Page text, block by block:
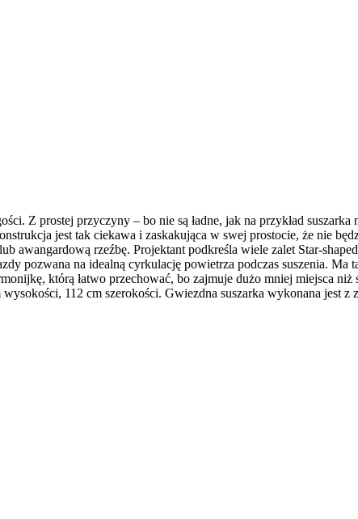
Z prostej przyczyny – bo nie są ładne, jak na przykład suszarka
jest tak ciekawa i zaskakująca w swej prostocie, że nie
awangardową rzeźbę. Projektant podkreśla wiele zalet Star-
pozwana na idealną cyrkulację powietrza podczas suszenia.
którą łatwo przechować, bo zajmuje dużo mniej miejsca
112 cm szerokości. Gwiezdna suszarka wykonana jest